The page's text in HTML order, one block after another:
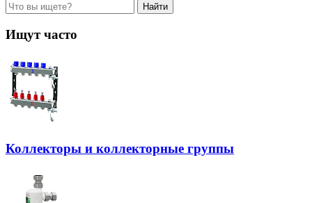
Найти
Ищут часто
Коллекторы и коллекторные группы